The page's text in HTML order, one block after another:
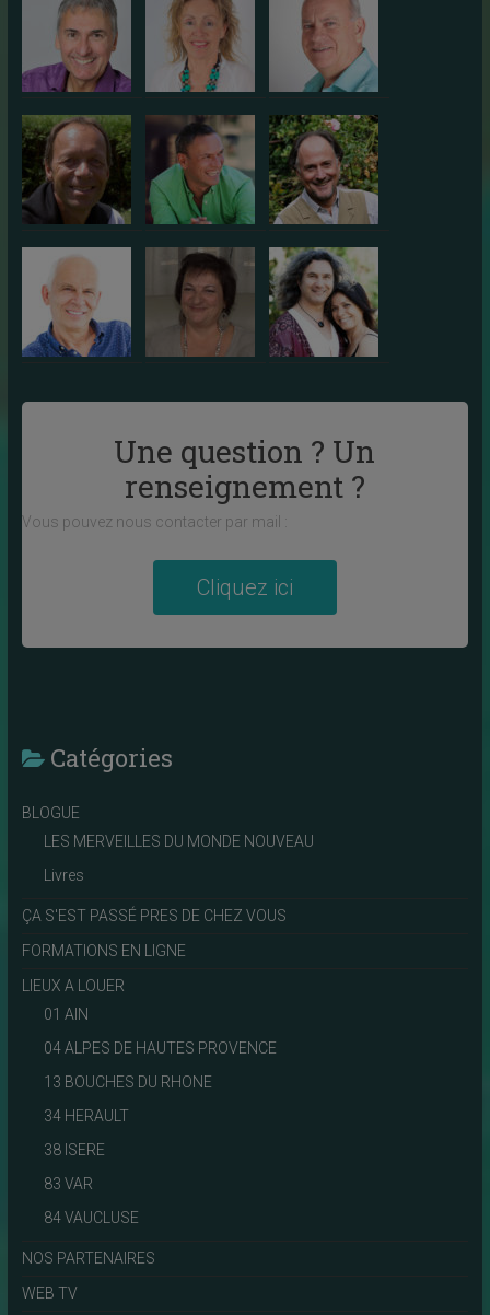
Une question ? Un
renseignement ?
Vous pouvez nous contacter par mail :
Cliquez ici
Catégories
BLOGUE
LES MERVEILLES DU MONDE NOUVEAU
Livres
ÇA S'EST PASSÉ PRES DE CHEZ VOUS
FORMATIONS EN LIGNE
LIEUX A LOUER
01 AIN
04 ALPES DE HAUTES PROVENCE
13 BOUCHES DU RHONE
34 HERAULT
38 ISERE
83 VAR
84 VAUCLUSE
NOS PARTENAIRES
WEB TV